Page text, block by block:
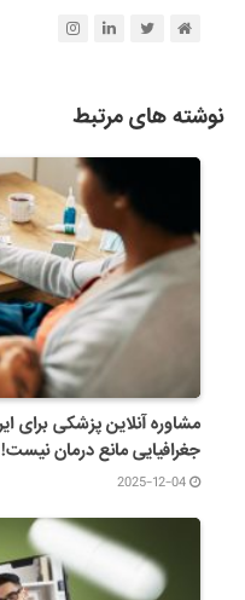
نوشته های مرتبط
مشاوره آنلاین پزشکی برای
جغرافیایی مانع درمان نیست!
2025-12-04